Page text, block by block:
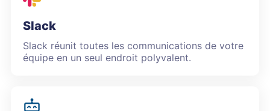
Slack
Slack réunit toutes les communications de votre
équipe en un seul endroit polyvalent.